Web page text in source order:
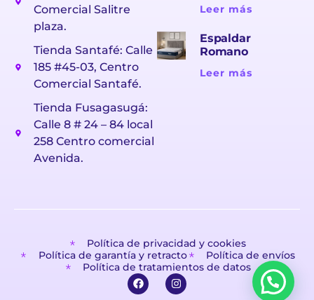
Comercial Salitre
plaza.
Tienda Santafé: Calle
185 #45-03, Centro
Comercial Santafé.
Tienda Fusagasugá:
Calle 8 # 24 – 84 local
258 Centro comercial
Avenida.
Leer más
Espaldar
Romano
Leer más
Política de privacidad y cookies
Política de garantía y retracto
Política de envíos
Política de tratamientos de datos
F
a
I
n